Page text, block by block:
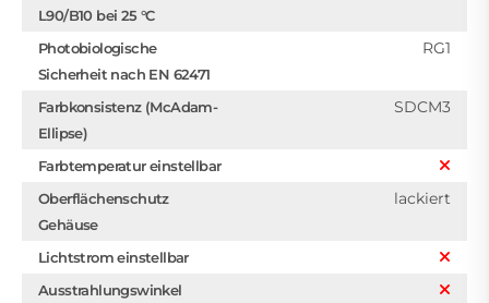
L90/B10 bei 25 °C
Photobiologische
Sicherheit nach EN 62471
RG1
Farbkonsistenz (McAdam-
Ellipse)
SDCM3
Farbtemperatur einstellbar
Oberflächenschutz
Gehäuse
lackiert
Lichtstrom einstellbar
Ausstrahlungswinkel